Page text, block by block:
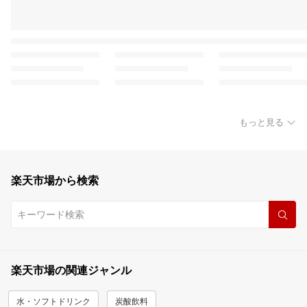
もっと見る
楽天市場から検索
楽天市場の関連ジャンル
水・ソフトドリンク 炭酸飲料